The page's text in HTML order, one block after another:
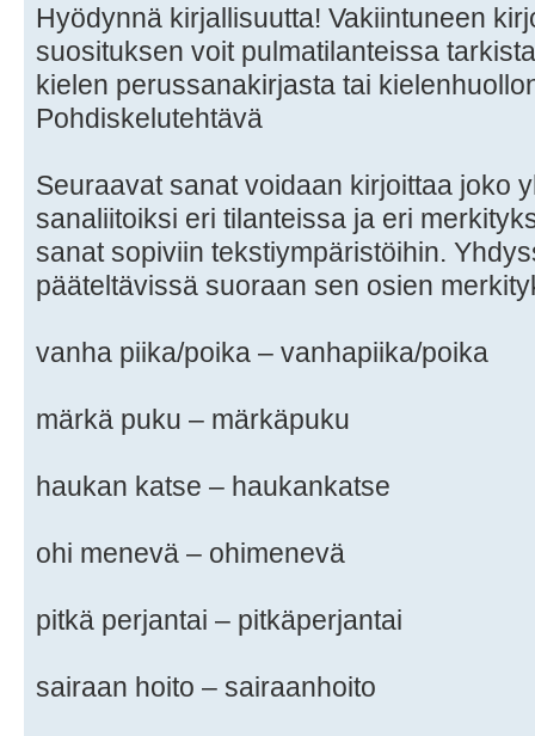
Hyödynnä kirjallisuutta! Vakiintuneen
suosituksen voit pulmatilanteissa
kielen perussanakirjasta tai
Pohdiskelutehtävä
Seuraavat sanat voidaan kirjoittaa joko
sanaliitoiksi eri tilanteissa ja eri
sanat sopiviin tekstiympäristöihin.
pääteltävissä suoraan sen osien
vanha piika/poika – vanhapiika/poika
märkä puku – märkäpuku
haukan katse – haukankatse
ohi menevä – ohimenevä
pitkä perjantai – pitkäperjantai
sairaan hoito – sairaanhoito